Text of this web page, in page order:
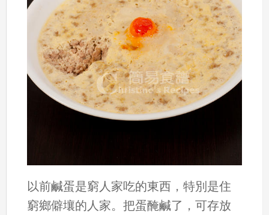
以前鹹蛋是窮人家吃的東西，特別是住
窮鄉僻壤的人家。把蛋醃鹹了，可存放